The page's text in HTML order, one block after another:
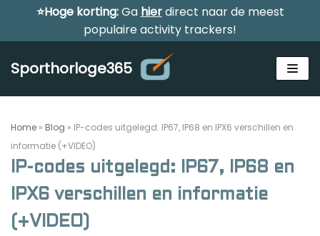
Meteen
inhoud
⭐Hoge korting:Ga hierdirect naar de meest
populaire activity trackers!
Sporthorloge365
Alle sporthorloges
Activity tracker
Home » Blog » IP-codes uitgelegd: IP67, IP68 en IPX6 verschillen en
informatie (+VIDEO)
IP-codes uitgelegd: IP67, IP68 en
IPX6 verschillen en informatie
(+VIDEO)